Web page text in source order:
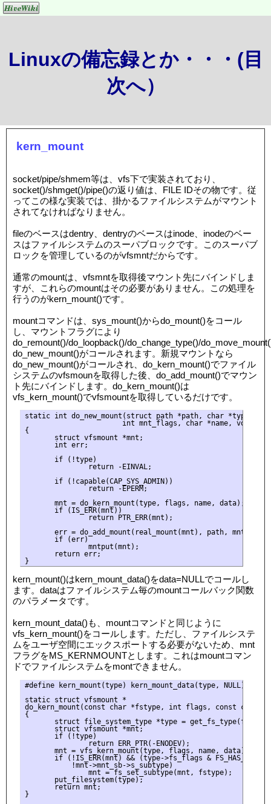
Linuxの備忘録とか・・・(目
次へ）
kern_mount
socket/pipe/shmem等は、vfs下で実装されており、
socket()/shmget()/pipe()の返り値は、FILE IDその物です。従
ってこの様な実装では、掛かるファイルシステムがマウント
されてなければなりません。
fileのベースはdentry、dentryのベースはinode、inodeのベー
スはファイルシステムのスーパブロックです。このスーパブ
ロックを管理しているのがvfsmntだからです。
通常のmountは、vfsmntを取得後マウント先にバインドしま
すが、これらのmountはその必要がありません。この処理を
行うのがkern_mount()です。
mountコマンドは、sys_mount()からdo_mount()をコール
し、マウントフラグにより
do_remount()/do_loopback()/do_change_type()/
do_new_mount()がコールされます。新規マウントなら
do_new_mount()がコールされ、do_kern_mount()でファイル
システムのvfsmounを取得した後、do_add_mount()でマウン
ト先にバインドします。do_kern_mount()は
vfs_kern_mount()でvfsmountを取得しているだけです。
static int do_new_mount(struct path *path, char *type,
int mnt_flags, char *name, void
{
       struct vfsmount *mnt;
       int err;
       if (!type)
               return -EINVAL;
       if (!capable(CAP_SYS_ADMIN))
               return -EPERM;
       mnt = do_kern_mount(type, flags, name, data);
       if (IS_ERR(mnt))
               return PTR_ERR(mnt);
err = do_add_mount(real_mount(mnt), path,
       if (err)
               mntput(mnt);
       return err;
kern_mount()はkern_mount_data()をdata=NULLでコールし
ます。dataはファイルシステム毎のmountコールバック関数
のパラメータです。
kern_mount_data()も、mountコマンドと同じように
vfs_kern_mount()をコールします。ただし、ファイルシステ
ムをユーザ空間にエックスポートする必要がないため、mnt
フラグをMS_KERNMOUNTとします。これはmountコマン
ドでファイルシステムをmontできません。
#define kern_mount(type) kern_mount_data(type, NULL)
static struct vfsmount *
do_kern_mount(const char *fstype, int flags, const char
{
struct file_system_type *type =
       struct vfsmount *mnt;
       if (!type)
               return ERR_PTR(-ENODEV);
       mnt = vfs_kern_mount(type, flags, name, data);
if (!IS_ERR(mnt) && (type->fs_flags &
           !mnt->mnt_sb->s_subtype)
               mnt = fs_set_subtype(mnt, fstype);
       put_filesystem(type);
       return mnt;
}